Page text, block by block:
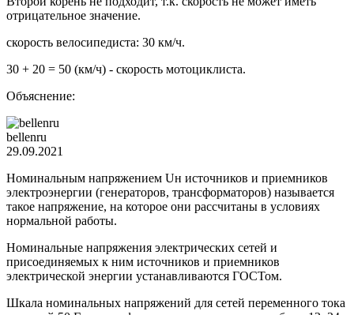
отрицательное значение.
скорость велосипедиста: 30 км/ч.
30 + 20 = 50 (км/ч) - скорость мотоциклиста.
Объяснение:
bellenru
29.09.2021
Номинальным напряжением Uн источников и приемников
электроэнергии (генераторов, трансформаторов) называется
такое напряжение, на которое они рассчитаны в условиях
нормальной работы.
Номинальные напряжения электрических сетей и
присоединяемых к ним источников и приемников
электрической энергии устанавливаются ГОСТом.
Шкала номинальных напряжений для сетей переменного тока